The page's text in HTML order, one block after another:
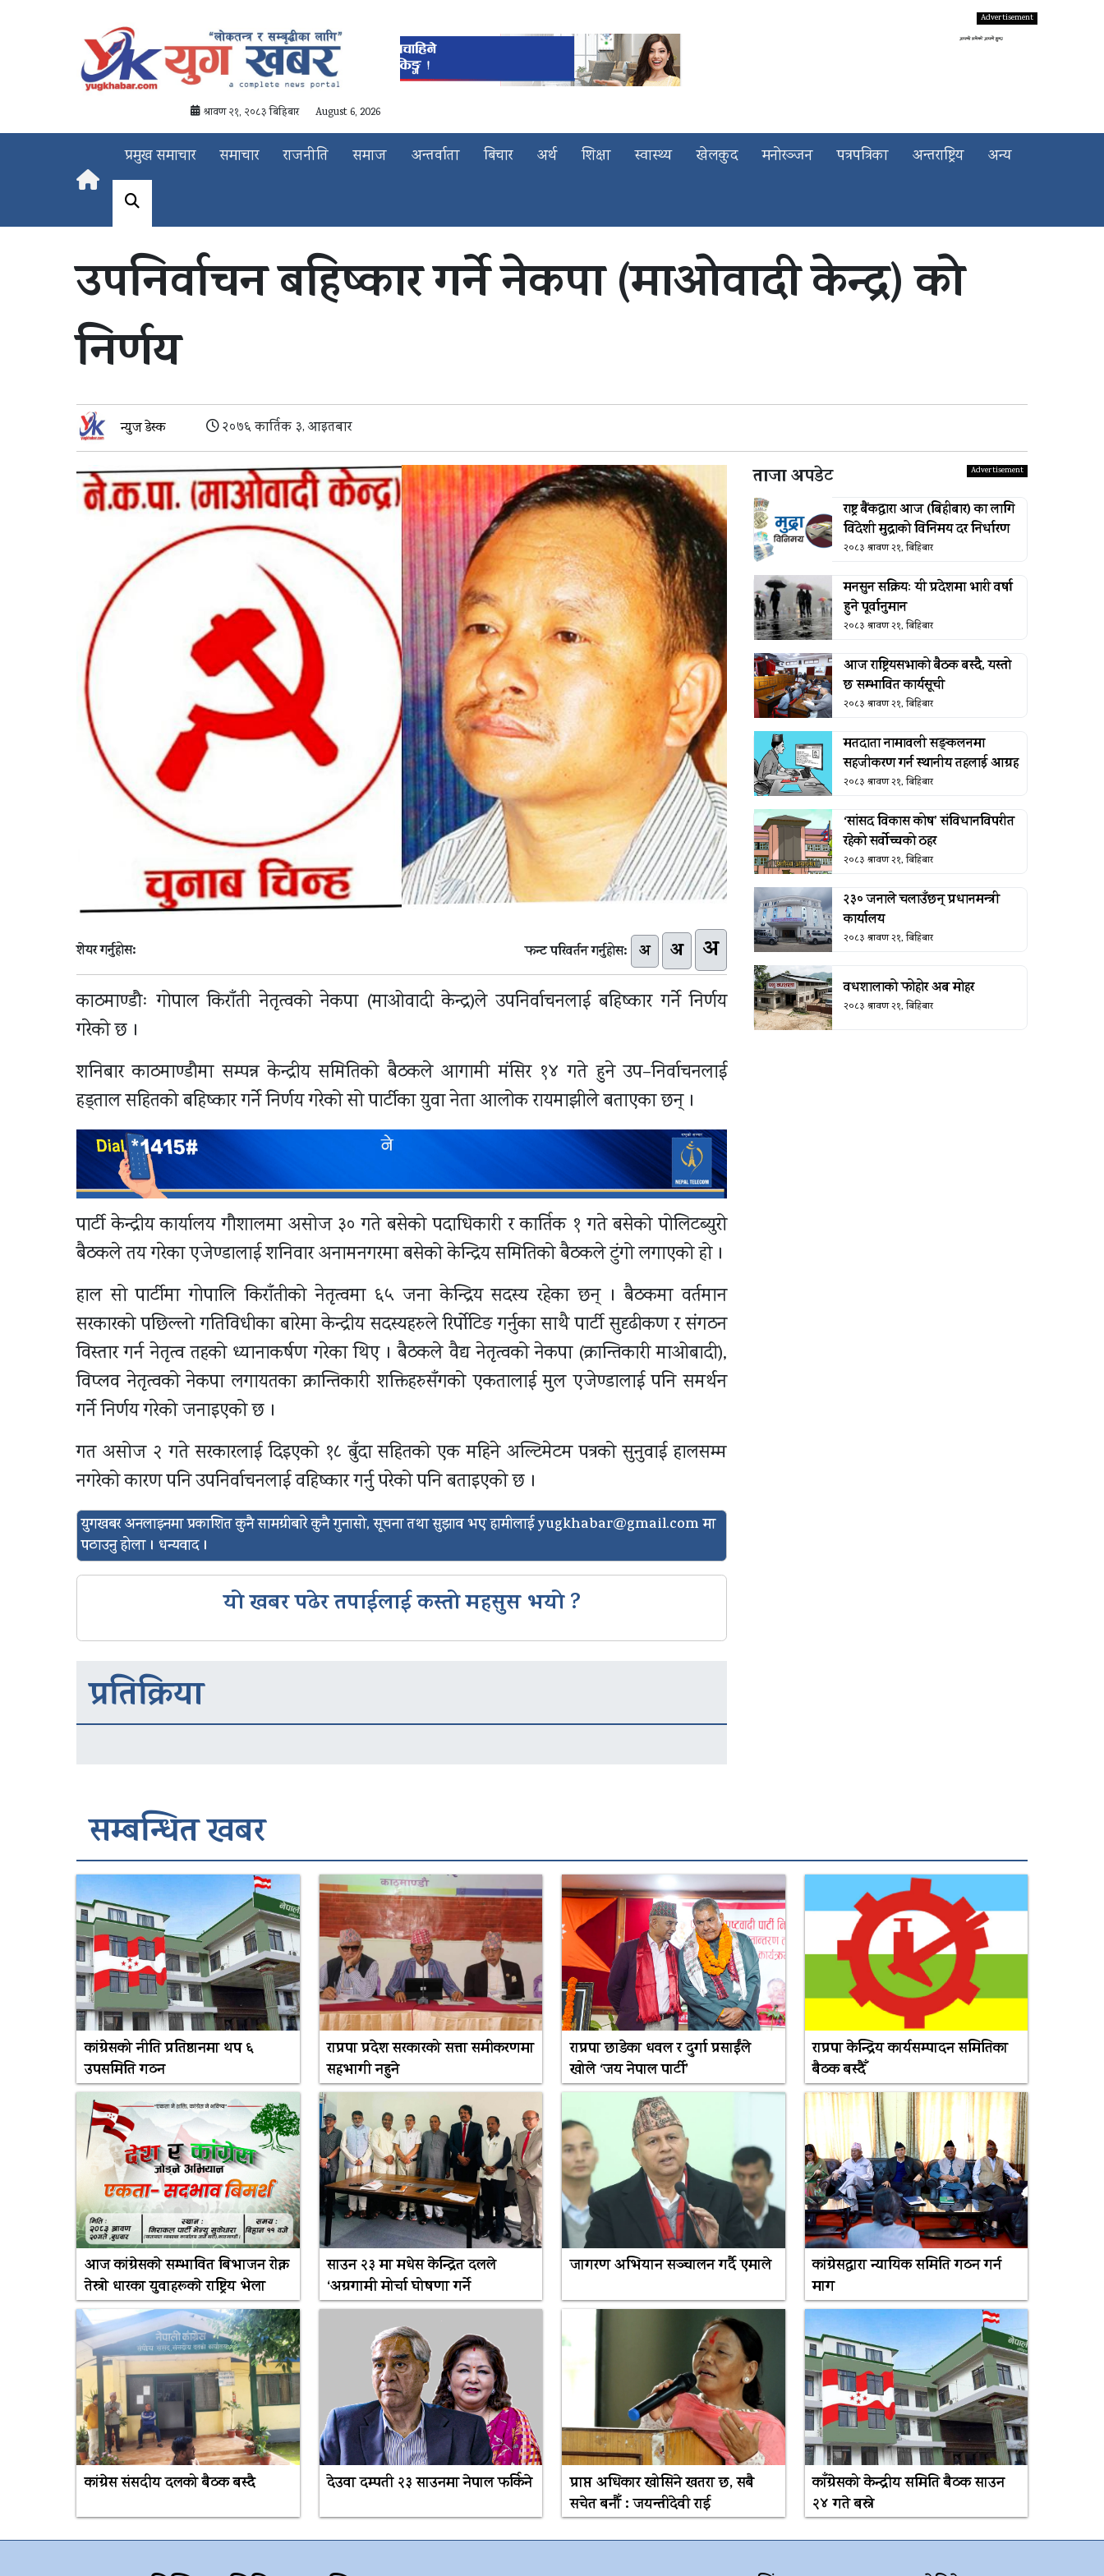
श्रावण २१, २०८३ बिहिबार August 6, 2026
प्रमुख समाचार समाचार राजनीति समाज अन्तर्वाता बिचार अर्थ शिक्षा स्वास्थ्य खेलकुद मनोरञ्जन पत्रपत्रिका अन्तराष्ट्रिय अन्य
उपनिर्वाचन बहिष्कार गर्ने नेकपा (माओवादी केन्द्र) को
निर्णय
न्युज डेस्क २०७६ कार्तिक ३, आइतबार
शेयर गर्नुहोस: फन्ट परिवर्तन गर्नुहोस: अ अ अ
काठमाण्डौः गोपाल किराँती नेतृत्वको नेकपा (माओवादी केन्द्र)ले उपनिर्वाचनलाई बहिष्कार गर्ने निर्णय
गरेको छ ।
शनिबार काठमाण्डौमा सम्पन्न केन्द्रीय समितिको बैठकले आगामी मंसिर १४ गते हुने उप–निर्वाचनलाई
हड्ताल सहितको बहिष्कार गर्ने निर्णय गरेको सो पार्टीका युवा नेता आलोक रायमाझीले बताएका छन् ।
पार्टी केन्द्रीय कार्यालय गौशालमा असोज ३० गते बसेको पदाधिकारी र कार्तिक १ गते बसेको पोलिटब्युरो
बैठकले तय गरेका एजेण्डालाई शनिवार अनामनगरमा बसेको केन्द्रिय समितिको बैठकले टुंगो लगाएको हो ।
हाल सो पार्टीमा गोपालि किराँतीको नेतृत्वमा ६५ जना केन्द्रिय सदस्य रहेका छन् । बैठकमा वर्तमान
सरकारको पछिल्लो गतिविधीका बारेमा केन्द्रीय सदस्यहरुले रिर्पोटिङ गर्नुका साथै पार्टी सुदृढीकण र संगठन
विस्तार गर्न नेतृत्व तहको ध्यानाकर्षण गरेका थिए । बैठकले वैद्य नेतृत्वको नेकपा (क्रान्तिकारी माओबादी),
विप्लव नेतृत्वको नेकपा लगायतका क्रान्तिकारी शक्तिहरुसँगको एकतालाई मुल एजेण्डालाई पनि समर्थन
गर्ने निर्णय गरेको जनाइएको छ ।
गत असोज २ गते सरकारलाई दिइएको १८ बुँदा सहितको एक महिने अल्टिमेटम पत्रको सुनुवाई हालसम्म
नगरेको कारण पनि उपनिर्वाचनलाई वहिष्कार गर्नु परेको पनि बताइएको छ ।
युगखबर अनलाइनमा प्रकाशित कुनै सामग्रीबारे कुनै गुनासो, सूचना तथा सुझाव भए हामीलाईyugkhabar@gmail.comमा
पठाउनु होला । धन्यवाद ।
यो खबर पढेर तपाईलाई कस्तो महसुस भयो ?
प्रतिक्रिया
ताजा अपडेट
राष्ट्र बैंकद्धारा आज (बिहीबार) का लागि
विदेशी मुद्राको विनिमय दर निर्धारण
२०८३ श्रावण २१, बिहिबार
मनसुन सक्रियः यी प्रदेशमा भारी वर्षा
हुने पूर्वानुमान
२०८३ श्रावण २१, बिहिबार
आज राष्ट्रियसभाको बैठक बस्दै, यस्तो
छ सम्भावित कार्यसूची
२०८३ श्रावण २१, बिहिबार
मतदाता नामावली सङ्कलनमा
सहजीकरण गर्न स्थानीय तहलाई आग्रह
२०८३ श्रावण २१, बिहिबार
‘सांसद विकास कोष’ संविधानविपरीत
रहेको सर्वोच्चको ठहर
२०८३ श्रावण २१, बिहिबार
२३० जनाले चलाउँछन् प्रधानमन्त्री
कार्यालय
२०८३ श्रावण २१, बिहिबार
वधशालाको फोहोर अब मोहर
२०८३ श्रावण २१, बिहिबार
सम्बन्धित खबर
कांग्रेसको नीति प्रतिष्ठानमा थप ६
उपसमिति गठन
राप्रपा प्रदेश सरकारको सत्ता समीकरणमा
सहभागी नहुने
राप्रपा छाडेका धवल र दुर्गा प्रसाईंले
खोले ‘जय नेपाल पार्टी’
राप्रपा केन्द्रिय कार्यसम्पादन समितिका
बैठक बस्दैँ
आज कांग्रेसकाे सम्भावित बिभाजन राेक्न
तेस्राे धारका युवाहरूकाे राष्ट्रिय भेला
साउन २३ मा मधेस केन्द्रित दलले
‘अग्रगामी मोर्चा घोषणा गर्ने
जागरण अभियान सञ्चालन गर्दै एमाले
कांग्रेसद्वारा न्यायिक समिति गठन गर्न
माग
कांग्रेस संसदीय दलको बैठक बस्दै देउवा दम्पती २३ साउनमा नेपाल फर्किने
प्राप्त अधिकार खोसिने खतरा छ, सबै
सचेत बनौँ : जयन्तीदेवी राई
काँग्रेसको केन्द्रीय समिति बैठक साउन
२४ गते बस्ने